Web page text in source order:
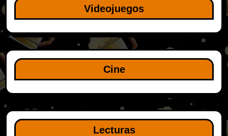
Videojuegos
Cine
Lecturas